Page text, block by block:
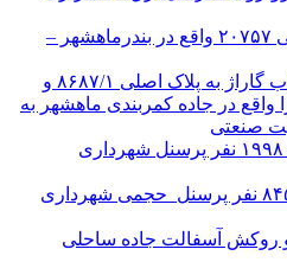
فروش زمین تجاری به پلاک ثبتی ۲۰۷۵۷ واقع در بندرماهشهر –
باب واحد تجاری و فروش یک باب گاراژ به پلاک اصلی ۸۶۸۷/۱ و
در جاده کمربندی ماهشهر به
بیمه درمان تکمیلی حدود ۳۰ ± ۱۹۹۸ نفر پرسنل شهرداری
بیمه درمان تکمیلی حدود ۵ ± ۸۴۵ نفر پرسنل حجمی شهرداری
و روکش آسفالت جاده ساحلی